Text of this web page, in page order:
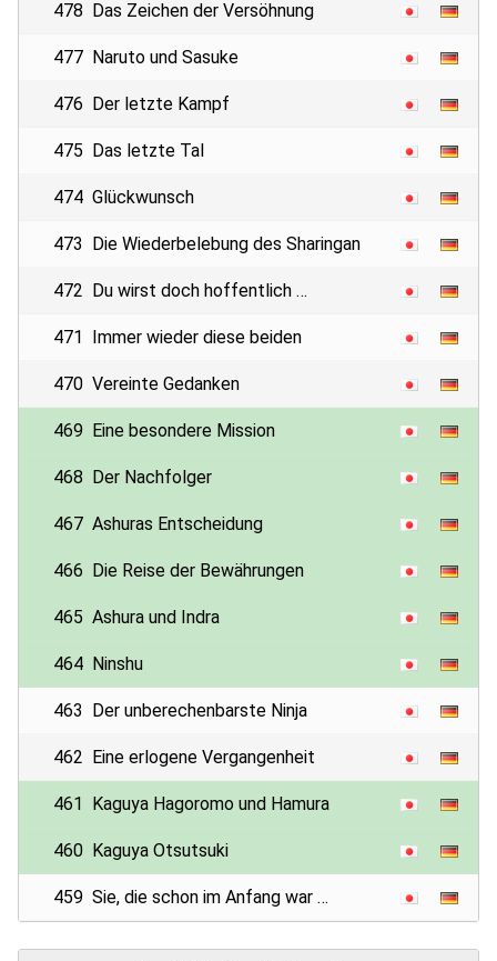
478 Das Zeichen der Versöhnung
477 Naruto und Sasuke
476 Der letzte Kampf
475 Das letzte Tal
474 Glückwunsch
473 Die Wiederbelebung des Sharingan
472 Du wirst doch hoffentlich …
471 Immer wieder diese beiden
470 Vereinte Gedanken
469 Eine besondere Mission
468 Der Nachfolger
467 Ashuras Entscheidung
466 Die Reise der Bewährungen
465 Ashura und Indra
464 Ninshu
463 Der unberechenbarste Ninja
462 Eine erlogene Vergangenheit
461 Kaguya Hagoromo und Hamura
460 Kaguya Otsutsuki
459 Sie, die schon im Anfang war …